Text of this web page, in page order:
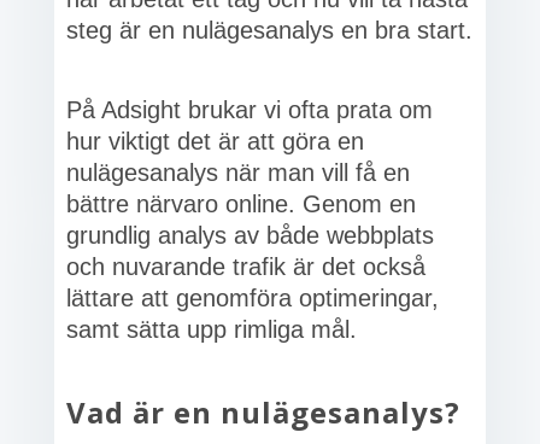
steg är en nulägesanalys en bra start.
På Adsight brukar vi ofta prata om
hur viktigt det är att göra en
nulägesanalys när man vill få en
bättre närvaro online. Genom en
grundlig analys av både webbplats
och nuvarande trafik är det också
lättare att genomföra optimeringar,
samt sätta upp rimliga mål.
Vad är en nulägesanalys?